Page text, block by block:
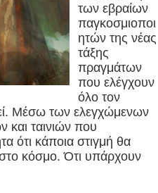
των εβραίων
παγκοσμιοποι
ητών της νέας
τάξης
πραγμάτων
που ελέγχουν
όλο τον
Μέσω των ελεγχώμενων
και ταινιών που
ότι κάποια στιγμή θα
κόσμο. Ότι υπάρχουν